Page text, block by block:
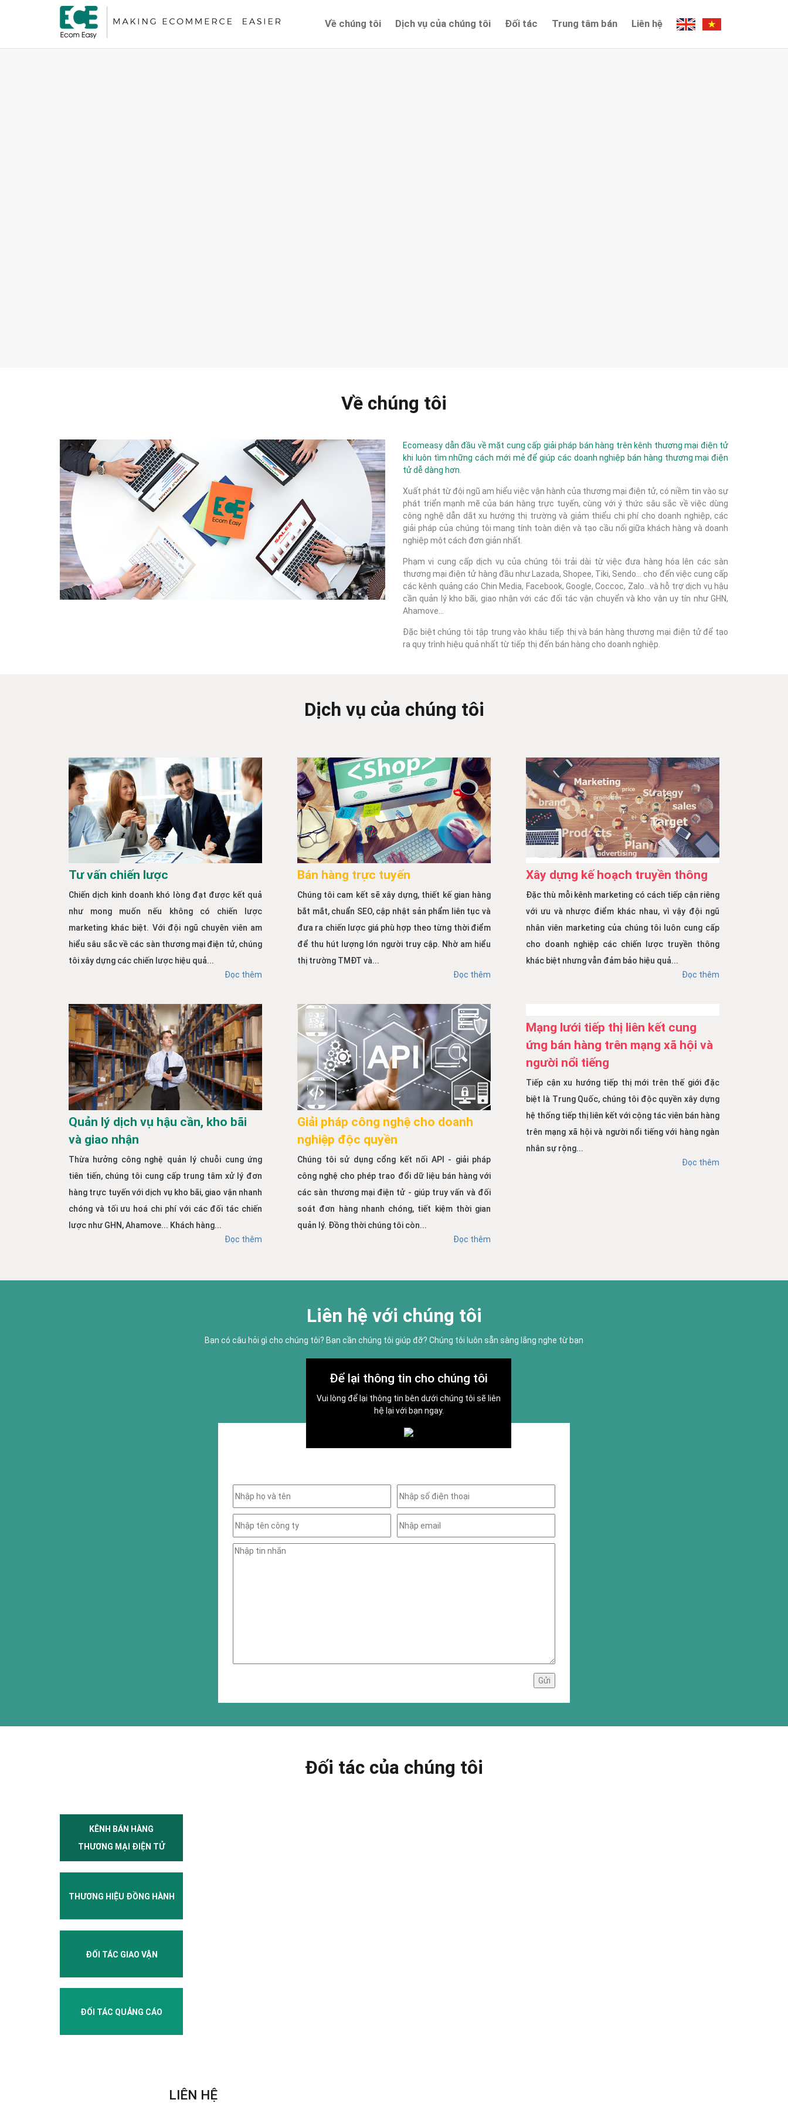
Về chúng tôi Dịch vụ của chúng tôi Đối tác Trung tâm bán Liên hệ
Về chúng tôi
Ecomeasy dẫn đầu về mặt cung cấp giải pháp bán hàng trên kênh thương mại điện tử
khi luôn tìm những cách mới mẻ để giúp các doanh nghiệp bán hàng thương mại điện
tử dễ dàng hơn.
Xuất phát từ đội ngũ am hiểu việc vận hành của thương mại điện tử, có niềm tin vào sự
phát triển mạnh mẽ của bán hàng trực tuyến, cùng với ý thức sâu sắc về việc dùng
công nghệ dẫn dắt xu hướng thị trường và giảm thiểu chi phí cho doanh nghiệp, các
giải pháp của chúng tôi mang tính toàn diện và tạo cầu nối giữa khách hàng và doanh
nghiệp một cách đơn giản nhất.
Phạm vi cung cấp dịch vụ của chúng tôi trải dài từ việc đưa hàng hóa lên các sàn
thương mại điện tử hàng đầu như Lazada, Shopee, Tiki, Sendo... cho đến việc cung cấp
các kênh quảng cáo Chin Media, Facebook, Google, Coccoc, Zalo...và hỗ trợ dịch vụ hậu
cần quản lý kho bãi, giao nhận với các đối tác vận chuyển và kho vận uy tín như GHN,
Ahamove...
Đặc biệt chúng tôi tập trung vào khâu tiếp thị và bán hàng thương mại điện tử để tạo
ra quy trình hiệu quả nhất từ tiếp thị đến bán hàng cho doanh nghiệp.
Dịch vụ của chúng tôi
Tư vấn chiến lược
Chiến dịch kinh doanh khó lòng đạt được kết quả
như mong muốn nếu không có chiến lược
marketing khác biệt. Với đội ngũ chuyên viên am
hiểu sâu sắc về các sàn thương mại điện tử, chúng
tôi xây dựng các chiến lược hiệu quả...
Đọc thêm
Bán hàng trực tuyến
Chúng tôi cam kết sẽ xây dựng, thiết kế gian hàng
bắt mắt, chuẩn SEO, cập nhật sản phẩm liên tục và
đưa ra chiến lược giá phù hợp theo từng thời điểm
để thu hút lượng lớn người truy cập. Nhờ am hiểu
thị trường TMĐT và...
Đọc thêm
Xây dựng kế hoạch truyền thông
Đặc thù mỗi kênh marketing có cách tiếp cận riêng
với ưu và nhược điểm khác nhau, vì vậy đội ngũ
nhân viên marketing của chúng tôi luôn cung cấp
cho doanh nghiệp các chiến lược truyền thông
khác biệt nhưng vẫn đảm bảo hiệu quả...
Đọc thêm
Quản lý dịch vụ hậu cần, kho bãi
và giao nhận
Thừa hưởng công nghệ quản lý chuỗi cung ứng
tiên tiến, chúng tôi cung cấp trung tâm xử lý đơn
hàng trực tuyến với dịch vụ kho bãi, giao vận nhanh
chóng và tối ưu hoá chi phí với các đối tác chiến
lược như GHN, Ahamove... Khách hàng...
Đọc thêm
Giải pháp công nghệ cho doanh
nghiệp độc quyền
Chúng tôi sử dụng cổng kết nối API - giải pháp
công nghệ cho phép trao đổi dữ liệu bán hàng với
các sàn thương mại điện tử - giúp truy vấn và đối
soát đơn hàng nhanh chóng, tiết kiệm thời gian
quản lý. Đồng thời chúng tôi còn...
Đọc thêm
Mạng lưới tiếp thị liên kết cung
ứng bán hàng trên mạng xã hội và
người nổi tiếng
Tiếp cận xu hướng tiếp thị mới trên thế giới đặc
biệt là Trung Quốc, chúng tôi độc quyền xây dựng
hệ thống tiếp thị liên kết với cộng tác viên bán hàng
trên mạng xã hội và người nổi tiếng với hàng ngàn
nhân sự rộng...
Đọc thêm
Liên hệ với chúng tôi
Bạn có câu hỏi gì cho chúng tôi? Bạn cần chúng tôi giúp đỡ? Chúng tôi luôn sẵn sàng lắng nghe từ bạn
Để lại thông tin cho chúng tôi
Vui lòng để lại thông tin bên dưới chúng tôi sẽ liên
hệ lại với bạn ngay.
Đối tác của chúng tôi
KÊNH BÁN HÀNG
THƯƠNG MẠI ĐIỆN TỬ
THƯƠNG HIỆU ĐỒNG HÀNH
ĐỐI TÁC GIAO VẬN
ĐỐI TÁC QUẢNG CÁO
LIÊN HỆ